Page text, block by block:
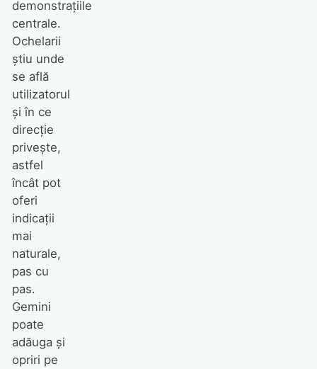
demonstrațiile
centrale.
Ochelarii
știu unde
se află
utilizatorul
și în ce
direcție
privește,
astfel
încât pot
oferi
indicații
mai
naturale,
pas cu
pas.
Gemini
poate
adăuga și
opriri pe